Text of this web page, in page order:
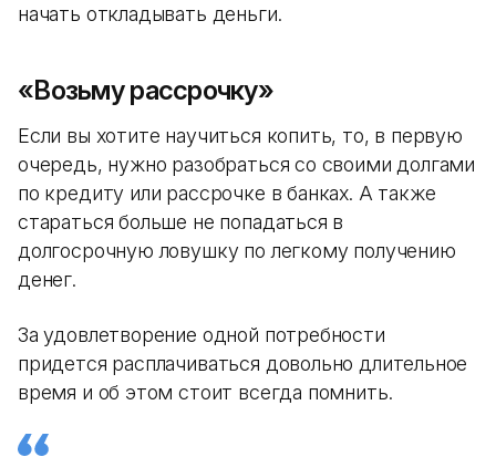
начать откладывать деньги.
«Возьму рассрочку»
Если вы хотите научиться копить, то, в первую
очередь, нужно разобраться со своими долгами
по кредиту или рассрочке в банках. А также
стараться больше не попадаться в
долгосрочную ловушку по легкому получению
денег.
За удовлетворение одной потребности
придется расплачиваться довольно длительное
время и об этом стоит всегда помнить.